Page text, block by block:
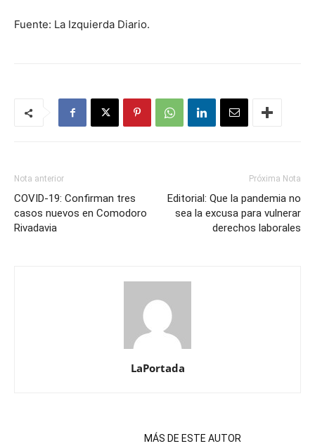
Fuente: La Izquierda Diario.
Nota anterior
COVID-19: Confirman tres
casos nuevos en Comodoro
Rivadavia
Próxima Nota
Editorial: Que la pandemia no
sea la excusa para vulnerar
derechos laborales
LaPortada
MÁS DE ESTE AUTOR